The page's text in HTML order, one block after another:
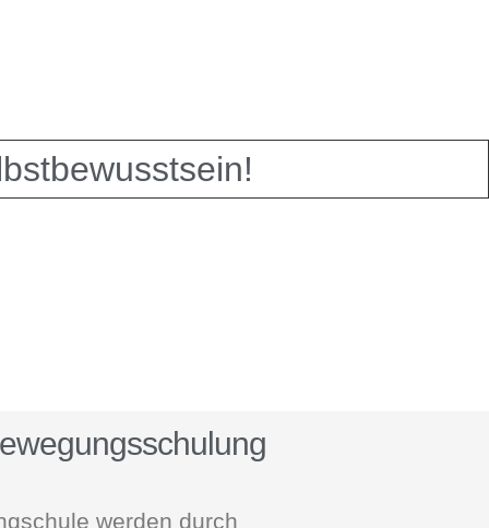
werden durch